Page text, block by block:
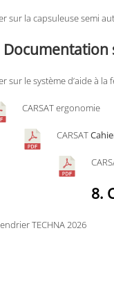
sur la capsuleuse semi
Documentation
sur le système d’aide à la
CARSAT ergonomie
CARSAT
8.
TECHNA 2026